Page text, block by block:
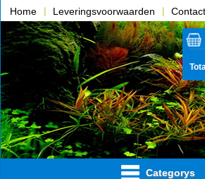
Home Leveringsvoorwaarden Contact
Over ons
Categorys